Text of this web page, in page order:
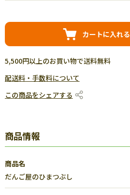
カートに入れる
5,500円以上のお買い物で送料無料
配送料・手数料について
この商品をシェアする
商品情報
商品名
だんご屋のひまつぶし